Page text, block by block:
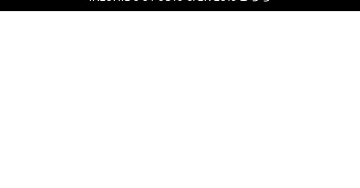
池部楽器店 店舗一覧